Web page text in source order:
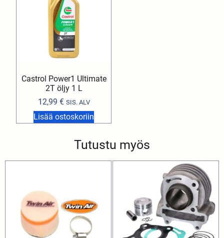
Castrol Power1 Ultimate
2T öljy 1 L
12,99 € SIS. ALV
Lisää ostoskoriin
Tutustu myös